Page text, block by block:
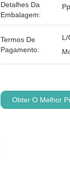
Detalhes Da
Embalagem:
Pp
Termos De
Pagamento:
L/
Obter O Melhor